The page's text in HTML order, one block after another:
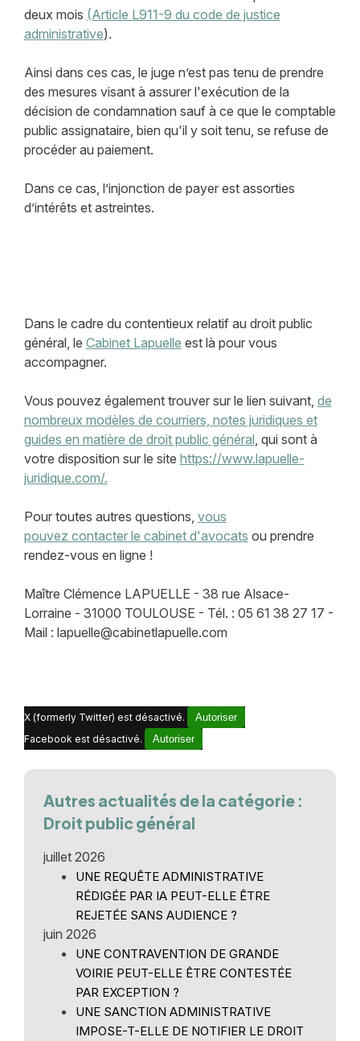
deux mois (Article L911-9 du code de justice
administrative).
Ainsi dans ces cas, le juge n’est pas tenu de prendre
des mesures visant à assurer l'exécution de la
décision de condamnation sauf à ce que le comptable
public assignataire, bien qu'il y soit tenu, se refuse de
procéder au paiement.
Dans ce cas, l’injonction de payer est assorties
d’intérêts et astreintes.
Dans le cadre du contentieux relatif au droit public
général, le Cabinet Lapuelle est là pour vous
accompagner.
Vous pouvez également trouver sur le lien suivant, de
nombreux modèles de courriers, notes juridiques et
guides en matière de droit public général , qui sont à
votre disposition sur le site https://www.lapuelle-
juridique.com/.
Pour toutes autres questions, vous
pouvez contacter le cabinet d'avocats ou prendre
rendez-vous en ligne !
Maître Clémence LAPUELLE - 38 rue Alsace-
Lorraine - 31000 TOULOUSE - Tél. : 05 61 38 27 17 -
Mail : lapuelle@cabinetlapuelle.com
X (formerly Twitter) est désactivé.
Autoriser
Facebook est désactivé.
Autoriser
Autres actualités de la catégorie :
Droit public général
juillet 2026
UNE REQUÊTE ADMINISTRATIVE
RÉDIGÉE PAR IA PEUT-ELLE ÊTRE
REJETÉE SANS AUDIENCE ?
juin 2026
UNE CONTRAVENTION DE GRANDE
VOIRIE PEUT-ELLE ÊTRE CONTESTÉE
PAR EXCEPTION ?
UNE SANCTION ADMINISTRATIVE
IMPOSE-T-ELLE DE NOTIFIER LE DROIT